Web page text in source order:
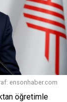
da
ve
artırdık.
bu ülkenin
Milli
ensonhaber.com
öğretimle